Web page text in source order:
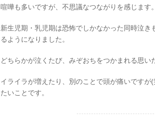
喧嘩も多いですが、不思議なつながりを感じます
新生児期・乳児期は恐怖でしかなかった同時泣
るようになりました。
どちらかが泣くたび、みぞおちをつかまれる思い
イライラが増えたり、別のことで頭が痛いです
たいことです。